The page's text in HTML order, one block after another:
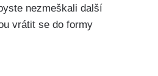
nezmeškali další
vrátit se do formy